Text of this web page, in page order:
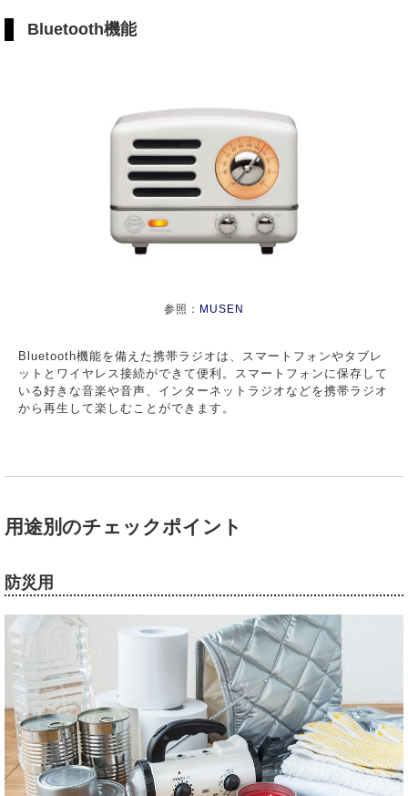
Bluetooth機能
参照： MUSEN
Bluetooth機能を備えた携帯ラジオは、スマートフォンやタブレ
ットとワイヤレス接続ができて便利。スマートフォンに保存して
いる好きな音楽や音声、インターネットラジオなどを携帯ラジオ
から再生して楽しむことができます。
用途別のチェックポイント
防災用